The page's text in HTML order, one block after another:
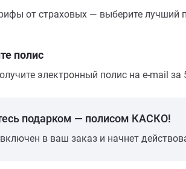
от страховых — выберите лучший
полис
электронный полис на e-mail за
подарком — полисом КАСКО!
в ваш заказ и начнет